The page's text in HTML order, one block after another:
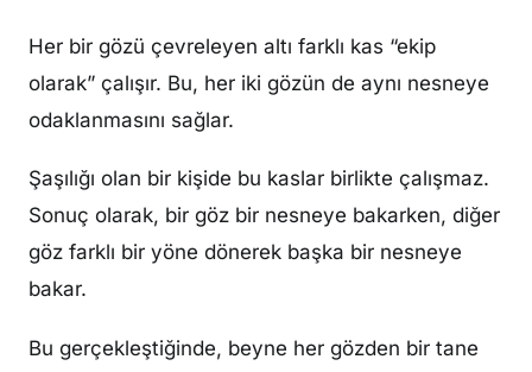
Her bir gözü çevreleyen altı farklı kas “ekip
olarak” çalışır. Bu, her iki gözün de aynı nesneye
odaklanmasını sağlar.
Şaşılığı olan bir kişide bu kaslar birlikte çalışmaz.
Sonuç olarak, bir göz bir nesneye bakarken, diğer
göz farklı bir yöne dönerek başka bir nesneye
bakar.
Bu gerçekleştiğinde, beyne her gözden bir tane